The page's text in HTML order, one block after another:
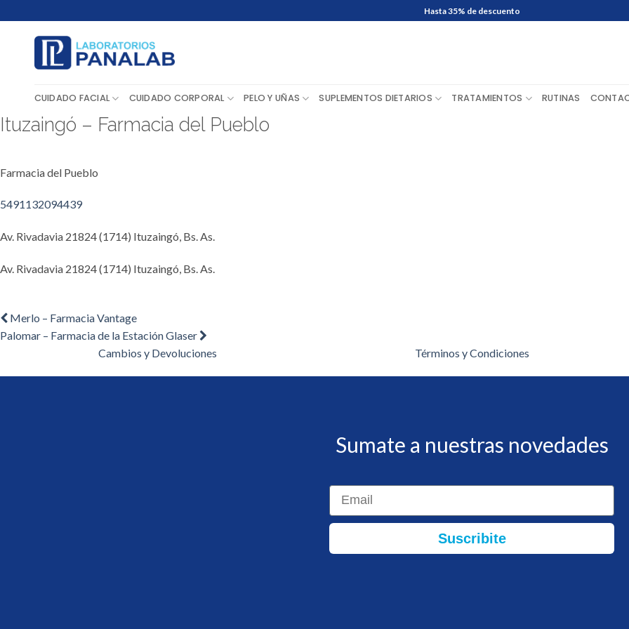
al
contenido
Hasta 35% de descuento
CUIDADO FACIAL CUIDADO CORPORAL PELO Y UÑAS SUPLEMENTOS DIETARIOS TRATAMIENTOS RUTINAS
Ituzaingó – Farmacia del Pueblo
Farmacia del Pueblo
5491132094439
Av. Rivadavia 21824 (1714) Ituzaingó, Bs. As.
Av. Rivadavia 21824 (1714) Ituzaingó, Bs. As.
Navegación
de
Entrada
anterior:
Merlo – Farmacia Vantage
Palomar – Farmacia de la Estación Glaser Entrada
siguiente:
Cambios y Devoluciones Términos y Condiciones
Sumate a nuestras novedades
Email
Suscribite